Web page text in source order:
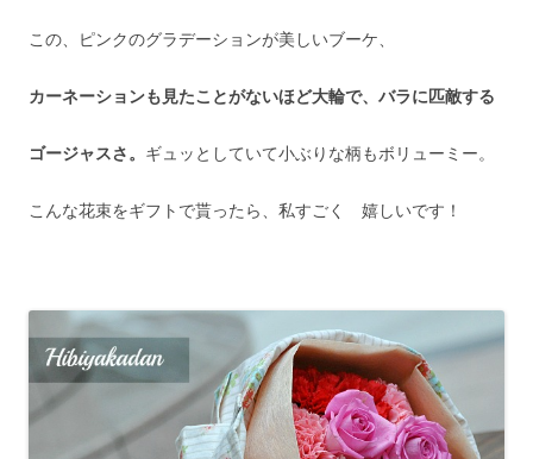
この、ピンクのグラデーションが美しいブーケ、
カーネーションも見たことがないほど大輪で、バラに匹敵する
ゴージャスさ。 ギュッとしていて小ぶりな柄もボリューミー。
こんな花束をギフトで貰ったら、私すごく 嬉しいです！